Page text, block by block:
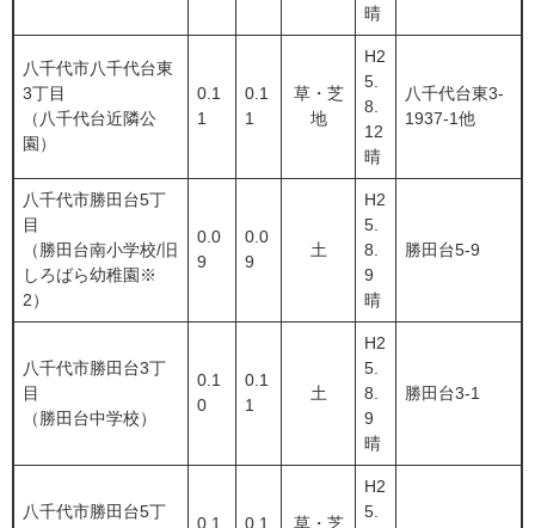
晴
八千代市八千代台東
3丁目
（八千代台近隣公
園）
0.1
1
0.1
1
草・芝
地
H2
5.
8.
12
晴
八千代台東3-
1937-1他
八千代市勝田台5丁
目
（勝田台南小学校/旧
しろばら幼稚園※
2）
0.0
9
0.0
9
土
H2
5.
8.
9
晴
勝田台5-9
八千代市勝田台3丁
目
（勝田台中学校）
0.1
0
0.1
1
土
H2
5.
8.
9
晴
勝田台3-1
八千代市勝田台5丁
0.1
0.1
草・芝
H2
5.